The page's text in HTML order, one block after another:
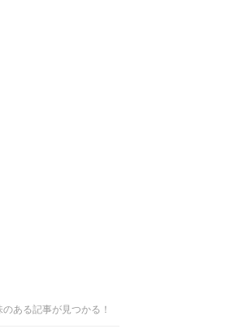
ある記事が見つかる！